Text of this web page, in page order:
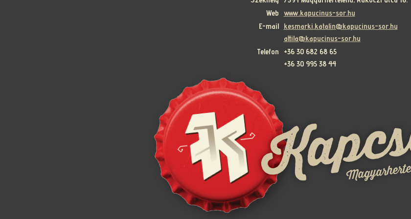
Web www.kapucinus-sor.hu
E-mail
kesmarki.katalin@kapucinus-sor.hu
attila@kapucinus-sor.hu
Telefon
+36 30 682 68 65
+36 30 995 38 44